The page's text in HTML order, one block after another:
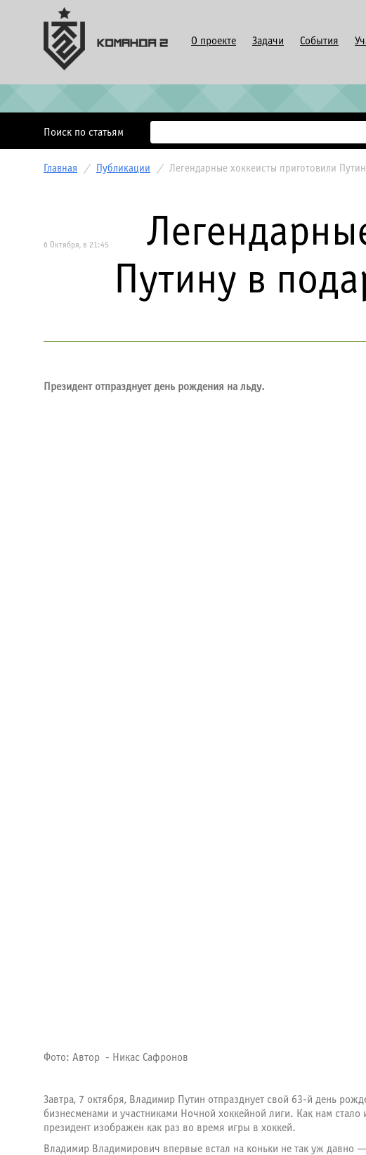
О проекте Задачи События
Поиск по статьям
Главная / Публикации / Легендарные хоккеисты приготовили
6 Октября, в 21:45
Путину в
Президент отпразднует день рождения на льду.
Фото: Автор - Никас Сафронов
Завтра, 7 октября, Владимир Путин отпразднует свой 63-й день
бизнесменами и участниками Ночной хоккейной лиги. Как нам стало
президент изображен как раз во время игры в хоккей.
Владимир Владимирович впервые встал на коньки не так уж давно